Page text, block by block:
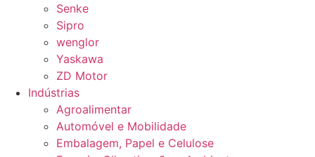
Senke
Sipro
wenglor
Yaskawa
ZD Motor
Indústrias
Agroalimentar
Automóvel e Mobilidade
Embalagem, Papel e Celulose